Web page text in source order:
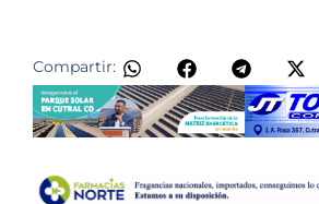
Compartir: